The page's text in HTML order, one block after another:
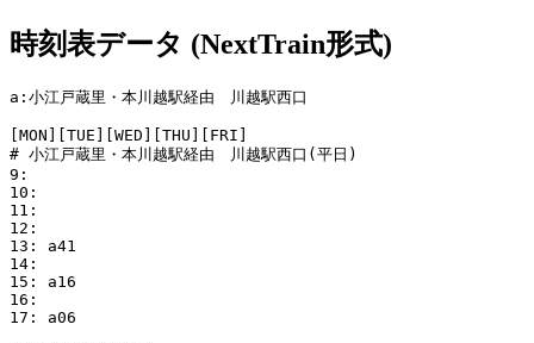
時刻表データ (NextTrain形式)
a:小江戸蔵里・本川越駅経由　川越駅西口
[MON][TUE][WED][THU][FRI]
# 小江戸蔵里・本川越駅経由　川越駅西口(平日)
9:
10:
11:
12:
13: a41
14:
15: a16
16:
17: a06